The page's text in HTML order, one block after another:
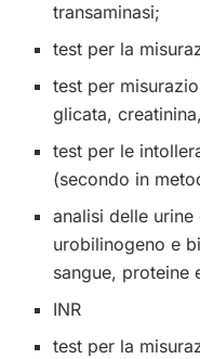
transaminasi;
test per la
test per
glicata,
test per le
(secondo in
analisi delle
urobilinogeno e
sangue, proteine
INR
test per la